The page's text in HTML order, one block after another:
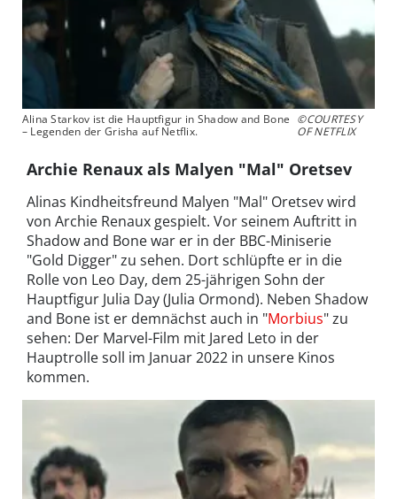
Alina Starkov ist die Hauptfigur in Shadow and Bone
– Legenden der Grisha auf Netflix.
©COURTESY
OF NETFLIX
Archie Renaux als Malyen "Mal" Oretsev
Alinas Kindheitsfreund Malyen "Mal" Oretsev wird
von Archie Renaux gespielt. Vor seinem Auftritt in
Shadow and Bone war er in der BBC-Miniserie
"Gold Digger" zu sehen. Dort schlüpfte er in die
Rolle von Leo Day, dem 25-jährigen Sohn der
Hauptfigur Julia Day (Julia Ormond). Neben Shadow
and Bone ist er demnächst auch in "Morbius" zu
sehen: Der Marvel-Film mit Jared Leto in der
Hauptrolle soll im Januar 2022 in unsere Kinos
kommen.